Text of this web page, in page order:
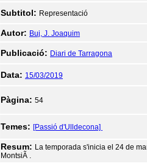
Subtitol: Representació
Autor: Buj, J. Joaquim
Publicació: Diari de Tarragona
Data: 15/03/2019
Pàgina: 54
Temes: [Passió d'Ulldecona]
Resum: La temporada s'inicia el 24 de
MontsiÃ .